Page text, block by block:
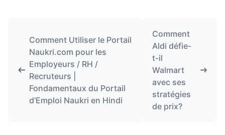
Comment Utiliser le Portail
Naukri.com pour les
Employeurs / RH /
Recruteurs |
Fondamentaux du Portail
d'Emploi Naukri en Hindi
Comment
Aldi défie-
t-il
Walmart
avec ses
stratégies
de prix?